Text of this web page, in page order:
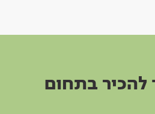
להכיר בתחום